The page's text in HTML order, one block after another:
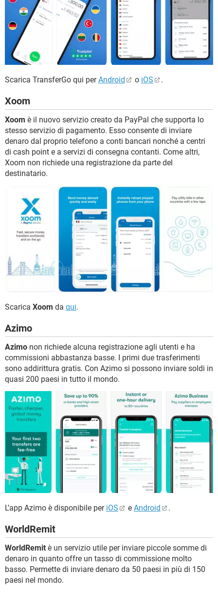
Scarica TransferGo qui perAndroid o iOS .
Xoom
Xoom è il nuovo servizio creato da PayPal che supporta lo
stesso servizio di pagamento. Esso consente di inviare
denaro dal proprio telefono a conti bancari nonché a centri
di cash point e a servizi di consegna contanti. Come altri,
Xoom non richiede una registrazione da parte del
destinatario.
Scarica Xoom da qui.
Azimo
Azimo non richiede alcuna registrazione agli utenti e ha
commissioni abbastanza basse. I primi due trasferimenti
sono addirittura gratis. Con Azimo si possono inviare soldi in
quasi 200 paesi in tutto il mondo.
L’app Azimo è disponibile per iOS e Android .
WorldRemit
WorldRemit è un servizio utile per inviare piccole somme di
denaro in quanto offre un tasso di commissione molto
basso. Permette di inviare denaro da 50 paesi in più di 150
paesi nel mondo.